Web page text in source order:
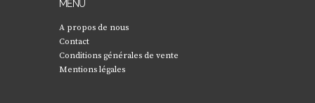
MENU
A propos de nous
Contact
Conditions générales de vente
Mentions légales